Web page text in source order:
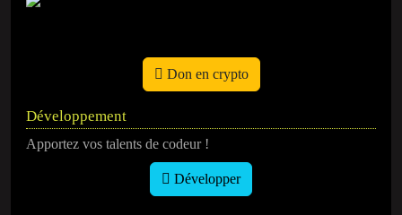
Don en crypto
Développement
Apportez vos talents de codeur !
Développer